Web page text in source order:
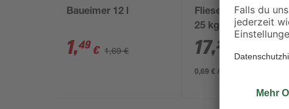
Baueimer 12 l
1,49 € 1,69 €
Fliesenkleber flexibel
25 kg
17,29 €
0,69 € / Kilogramm